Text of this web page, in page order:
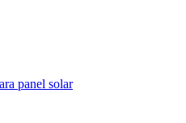
panel solar